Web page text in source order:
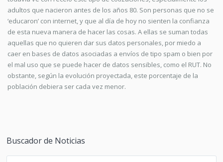
adultos que nacieron antes de los años 80. Son personas que no se
‘educaron’ con internet, y que al día de hoy no sienten la confianza
de esta nueva manera de hacer las cosas. A ellas se suman todas
aquellas que no quieren dar sus datos personales, por miedo a
caer en bases de datos asociadas a envíos de tipo spam o bien por
el mal uso que se puede hacer de datos sensibles, como el RUT. No
obstante, según la evolución proyectada, este porcentaje de la
población debiera ser cada vez menor.
Buscador de Noticias